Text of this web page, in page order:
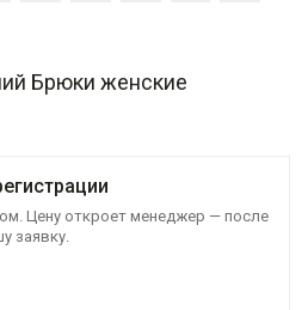
Брюки женские
Цену откроет менеджер — после
заявку.